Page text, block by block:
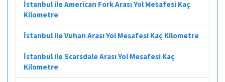
İstanbul ile American Fork Arası Yol Mesafesi Kaç
Kilometre
İstanbul ile Vuhan Arası Yol Mesafesi Kaç Kilometre
İstanbul ile Scarsdale Arası Yol Mesafesi Kaç
Kilometre